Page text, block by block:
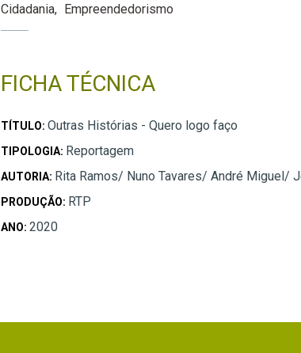
Cidadania Empreendedorismo
FICHA TÉCNICA
TÍTULO: Outras Histórias - Quero logo faço
TIPOLOGIA: Reportagem
AUTORIA: Rita Ramos/ Nuno Tavares/ André Miguel/
PRODUÇÃO: RTP
ANO: 2020